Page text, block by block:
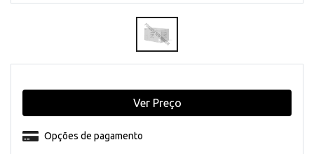
Opções de pagamento
Ver Preço